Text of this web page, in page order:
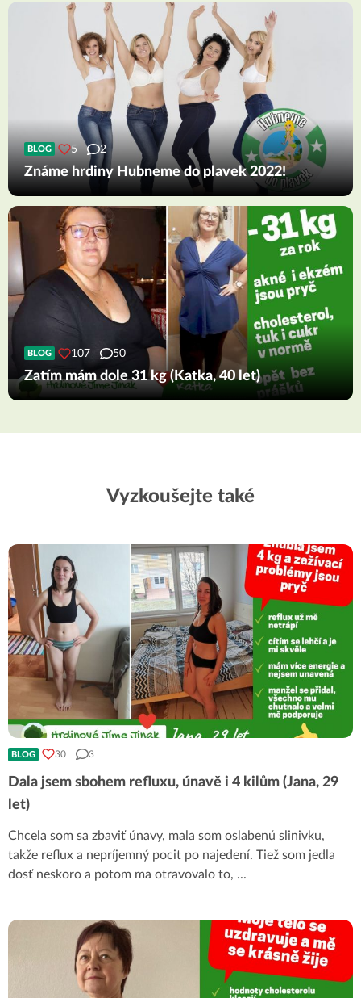
BLOG 5 2
Známe hrdiny Hubneme do plavek 2022!
BLOG 107 50
Zatím mám dole 31 kg (Katka, 40 let)
Vyzkoušejte také
BLOG 30 3
Dala jsem sbohem refluxu, únavě i 4 kilům (Jana, 29
let)
Chcela som sa zbaviť únavy, mala som oslabenú slinivku,
takže reflux a nepríjemný pocit po najedení. Tiež som jedla
dosť neskoro a potom ma otravovalo to, ...